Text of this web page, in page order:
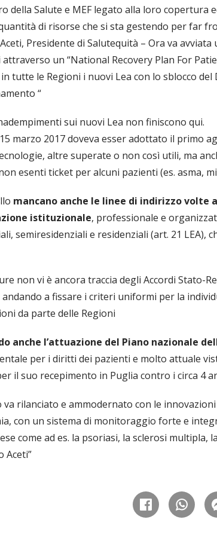
della Salute e MEF legato alla loro copertura
di risorse che si sta gestendo per far
Presidente di Salutequità – Ora va
un “National Recovery Plan For
tutte le Regioni i nuovi Lea con lo sblocco
“
sui nuovi Lea non finiscono qui.
marzo 2017 doveva esser adottato il primo
altre superate o non così utili, ma
esenti ticket per alcuni pazienti (es. asma,
mancano anche le linee di indirizzo volte
istituzionale, professionale e
semiresidenziali e residenziali (art. 21 LEA),
non vi è ancora traccia degli Accordi Stato-
andando a fissare i criteri uniformi per la
da parte delle Regioni
anche l’attuazione del Piano nazionale
per i diritti dei pazienti e molto attuale
il suo recepimento in Puglia contro i circa 4
va rilanciato e ammodernato con le
con un sistema di monitoraggio forte e
come ad es. la psoriasi, la sclerosi multipla,
Aceti”